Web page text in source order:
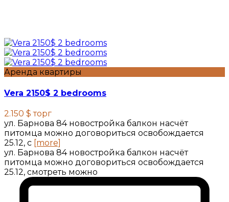
Аренда квартиры
Vera 2150$ 2 bedrooms
2.150 $торг
ул. Барнова 84 новостройка балкон насчёт
питомца можно договориться освобождается
25.12, с [more]
ул. Барнова 84 новостройка балкон насчёт
питомца можно договориться освобождается
25.12, смотреть можно